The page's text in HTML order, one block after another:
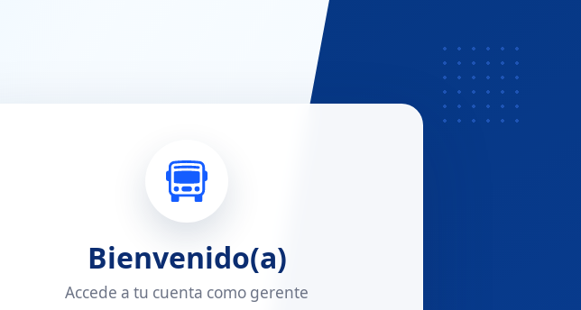
Bienvenido(a)
Accede a tu cuenta como gerente